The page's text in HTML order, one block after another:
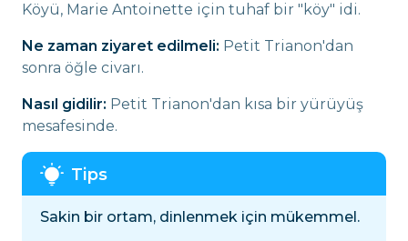
Köyü, Marie Antoinette için tuhaf bir "köy" idi.
Ne zaman ziyaret edilmeli: Petit Trianon'dan
sonra öğle civarı.
Nasıl gidilir: Petit Trianon'dan kısa bir yürüyüş
mesafesinde.
Sakin bir ortam, dinlenmek için mükemmel.